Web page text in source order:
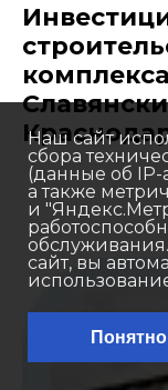
Наш сайт
сбора
(данные об
а также
и
сайт, вы
Понятно